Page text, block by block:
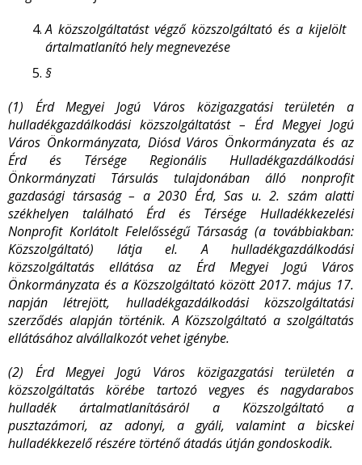
A közszolgáltatást végző közszolgáltató és a kijelölt
ártalmatlanító hely megnevezése
§
(1) Érd Megyei Jogú Város közigazgatási területén a
hulladékgazdálkodási közszolgáltatást – Érd Megyei Jogú
Város Önkormányzata, Diósd Város Önkormányzata és az
Érd és Térsége Regionális Hulladékgazdálkodási
Önkormányzati Társulás tulajdonában álló nonprofit
gazdasági társaság – a 2030 Érd, Sas u. 2. szám alatti
székhelyen található Érd és Térsége Hulladékkezelési
Nonprofit Korlátolt Felelősségű Társaság (a továbbiakban:
Közszolgáltató) látja el. A hulladékgazdálkodási
közszolgáltatás ellátása az Érd Megyei Jogú Város
Önkormányzata és a Közszolgáltató között 2017. május 17.
napján létrejött, hulladékgazdálkodási közszolgáltatási
szerződés alapján történik. A Közszolgáltató a szolgáltatás
ellátásához alvállalkozót vehet igénybe.
(2) Érd Megyei Jogú Város közigazgatási területén a
közszolgáltatás körébe tartozó vegyes és nagydarabos
hulladék ártalmatlanításáról a Közszolgáltató a
pusztazámori, az adonyi, a gyáli, valamint a bicskei
hulladékkezelő részére történő átadás útján gondoskodik.